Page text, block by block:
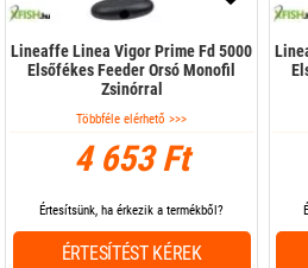
Lineaffe Linea Vigor Prime Fd 5000
Elsőfékes Feeder Orsó Monofil
Zsinórral
Többféle elérhető >>>
4 653 Ft
Értesítsünk, ha érkezik a termékből?
ÉRTESÍTÉST KÉREK